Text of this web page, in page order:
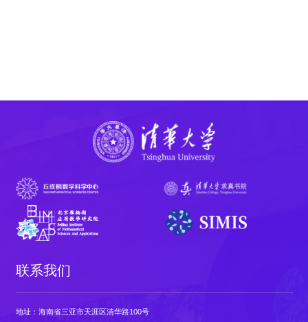
联系我们
地址：海南省三亚市天涯区清华路100号